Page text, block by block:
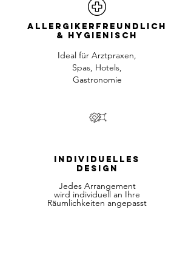
Allergikerfreundlich
& HygieniscH
Ideal für Arztpraxen,
Spas, Hotels,
Gastronomie
individuelles
design
Jedes Arrangement
wird individuell an Ihre
Räumlichkeiten angepasst